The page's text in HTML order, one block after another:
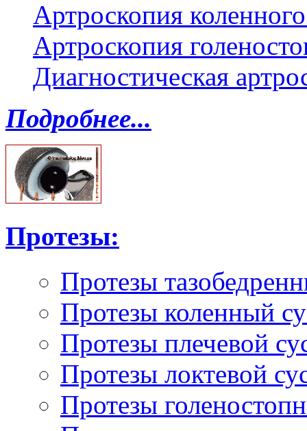
Артроскопия
Артроскопия
Диагностическая
Подробнее...
Протезы:
Протезы
Протезы коленный
Протезы плечевой
Протезы локтевой
Протезы